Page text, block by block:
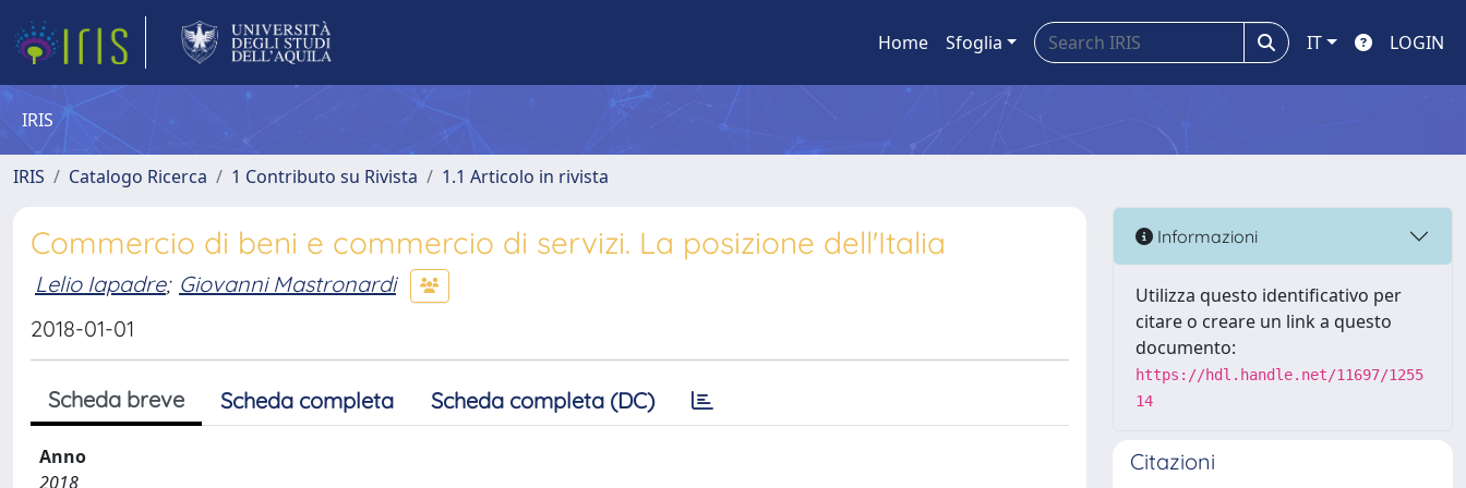
Home Sfoglia IT LOGIN
IRIS
IRIS Catalogo Ricerca 1 Contributo su Rivista 1.1 Articolo in rivista
Commercio di beni e commercio di servizi. La posizione dell'Italia
Lelio Iapadre; Giovanni Mastronardi
2018-01-01
Scheda breve Scheda completa Scheda completa (DC)
Anno
2018
Informazioni
Utilizza questo identificativo per
citare o creare un link a questo
documento:
https://hdl.handle.net/11697/1255
14
Citazioni